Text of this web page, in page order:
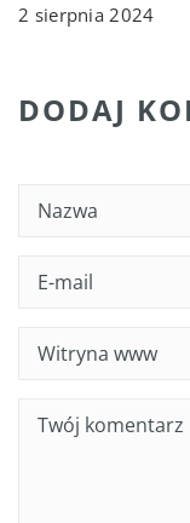
2 sierpnia 2024
DODAJ